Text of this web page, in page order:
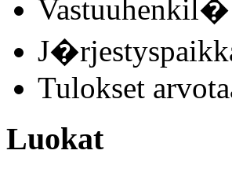
Tulokset
Luokat